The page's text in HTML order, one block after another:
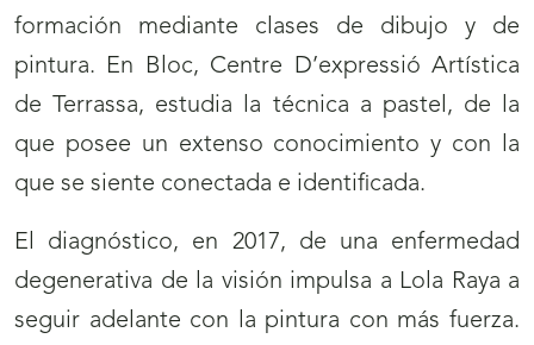
formación mediante clases de dibujo y de
pintura. En Bloc, Centre D’expressió Artística
de Terrassa, estudia la técnica a pastel, de la
que posee un extenso conocimiento y con la
que se siente conectada e identificada.
El diagnóstico, en 2017, de una enfermedad
degenerativa de la visión impulsa a Lola Raya a
seguir adelante con la pintura con más fuerza.